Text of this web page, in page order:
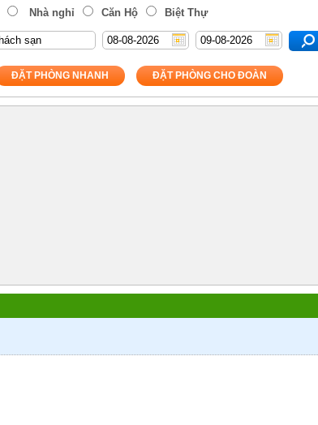
Nhà nghỉ Căn Hộ Biệt Thự
ĐẶT PHÒNG NHANH ĐẶT PHÒNG CHO ĐOÀN